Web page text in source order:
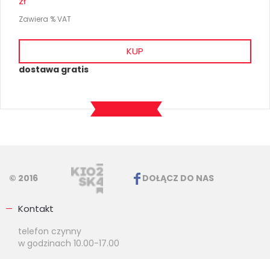
Zawiera % VAT
KUP
dostawa gratis
© 2016 DOŁĄCZ DO NAS
Kontakt
telefon czynny
w godzinach 10.00-17.00